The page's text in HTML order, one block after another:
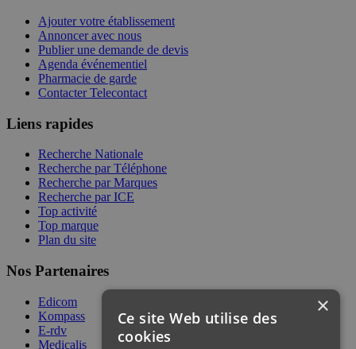
Ajouter votre établissement
Annoncer avec nous
Publier une demande de devis
Agenda événementiel
Pharmacie de garde
Contacter Telecontact
Liens rapides
Recherche Nationale
Recherche par Téléphone
Recherche par Marques
Recherche par ICE
Top activité
Top marque
Plan du site
Nos Partenaires
Edicom
Kompass
E-rdv
Medicalis
×
Ce site Web utilise des
cookies